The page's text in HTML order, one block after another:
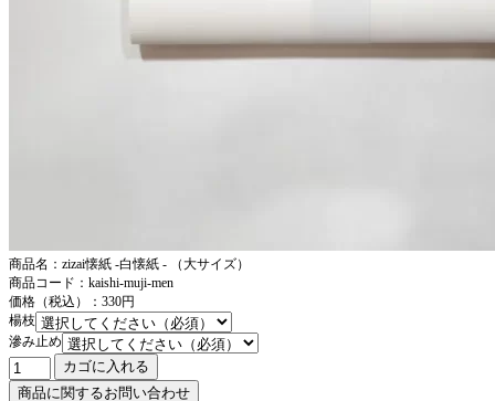
商品名：zizai懐紙 -白懐紙 - （大サイズ）
商品コード：kaishi-muji-men
価格（税込）：330円
楊枝
滲み止め